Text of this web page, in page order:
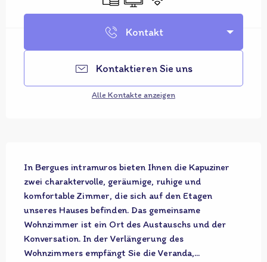
Kontakt
Kontaktieren Sie uns
Alle Kontakte anzeigen
In Bergues intramuros bieten Ihnen die Kapuziner
zwei charaktervolle, geräumige, ruhige und
komfortable Zimmer, die sich auf den Etagen
unseres Hauses befinden. Das gemeinsame
Wohnzimmer ist ein Ort des Austauschs und der
Konversation. In der Verlängerung des
Wohnzimmers empfängt Sie die Veranda,...